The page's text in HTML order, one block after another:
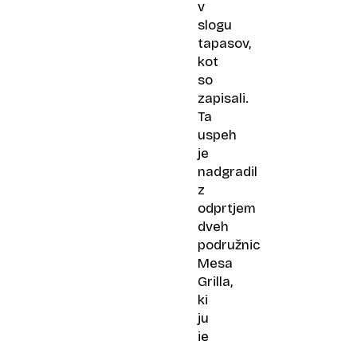
v
slogu
tapasov,
kot
so
zapisali.
Ta
uspeh
je
nadgradil
z
odprtjem
dveh
podružnic
Mesa
Grilla,
ki
ju
je